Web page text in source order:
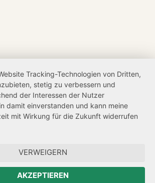
Landtag
Tracking-Technologien von Dritten,
stetig zu verbessern und
der Interessen der Nutzer
damit einverstanden und kann meine
mit Wirkung für die Zukunft widerrufen
VERWEIGERN
AKZEPTIEREN